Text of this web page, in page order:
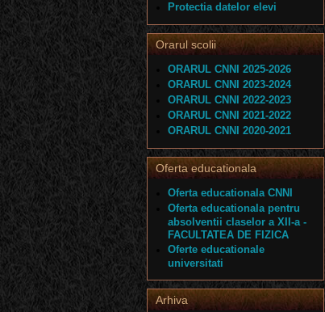
Protectia datelor elevi
Orarul scolii
ORARUL CNNI 2025-2026
ORARUL CNNI 2023-2024
ORARUL CNNI 2022-2023
ORARUL CNNI 2021-2022
ORARUL CNNI 2020-2021
Oferta educationala
Oferta educationala CNNI
Oferta educationala pentru
absolventii claselor a XII-a -
FACULTATEA DE FIZICA
Oferte educationale
universitati
Arhiva